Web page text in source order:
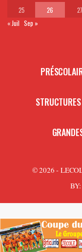
25
26 27
« Juil Sep »
© 2026 -